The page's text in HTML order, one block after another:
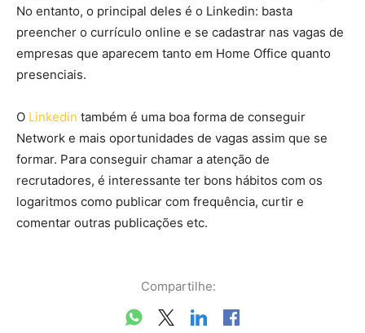
No entanto, o principal deles é o Linkedin: basta
preencher o currículo online e se cadastrar nas vagas de
empresas que aparecem tanto em Home Office quanto
presenciais.
O Linkedin também é uma boa forma de conseguir
Network e mais oportunidades de vagas assim que se
formar. Para conseguir chamar a atenção de
recrutadores, é interessante ter bons hábitos com os
logaritmos como publicar com frequência, curtir e
comentar outras publicações etc.
Compartilhe: